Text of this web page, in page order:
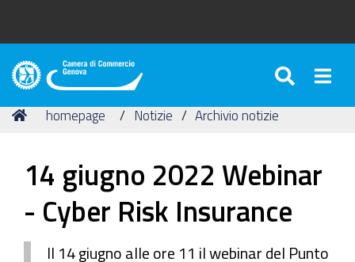
Camera
Commercio
Tu
Home
homepage Notizie Archivio notizie
14 giugno 2022 Webinar
- Cyber Risk Insurance
Il 14 giugno alle ore 11 il webinar del Punto